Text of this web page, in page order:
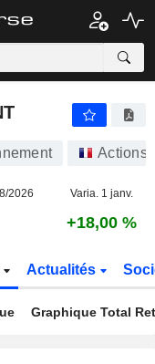
Actions
2026 Varia. 1 janv.
+18,00 %
Actualités
Graphique Total